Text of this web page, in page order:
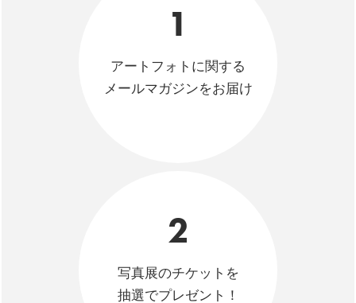
1
アートフォトに関する
メールマガジンをお届け
2
写真展のチケットを
抽選でプレゼント！